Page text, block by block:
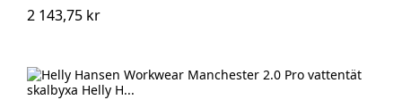
2 143,75 kr